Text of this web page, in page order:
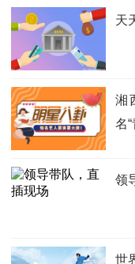
天
湘
名
领
世